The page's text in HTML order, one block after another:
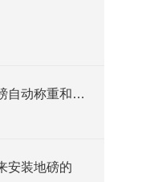
电子地磅厂家：地磅自动称重和装料装置
安装地磅的